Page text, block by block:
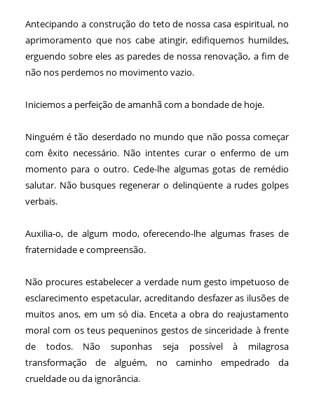
Antecipando a construção do teto de nossa casa espiritual, no
aprimoramento que nos cabe atingir, edifiquemos humildes,
erguendo sobre eles as paredes de nossa renovação, a fim de
não nos perdemos no movimento vazio.
Iniciemos a perfeição de amanhã com a bondade de hoje.
Ninguém é tão deserdado no mundo que não possa começar
com êxito necessário. Não intentes curar o enfermo de um
momento para o outro. Cede-lhe algumas gotas de remédio
salutar. Não busques regenerar o delinqüente a rudes golpes
verbais.
Auxilia-o, de algum modo, oferecendo-lhe algumas frases de
fraternidade e compreensão.
Não procures estabelecer a verdade num gesto impetuoso de
esclarecimento espetacular, acreditando desfazer as ilusões de
muitos anos, em um só dia. Enceta a obra do reajustamento
moral com os teus pequeninos gestos de sinceridade à frente
de todos. Não suponhas seja possível à milagrosa
transformação de alguém, no caminho empedrado da
crueldade ou da ignorância.